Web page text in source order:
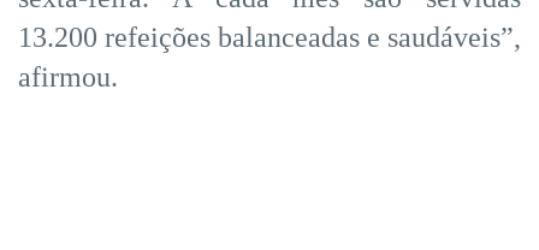
13.200 refeições balanceadas e saudáveis”,
afirmou.